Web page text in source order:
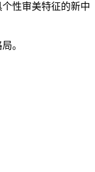
性审美特征的新中
。